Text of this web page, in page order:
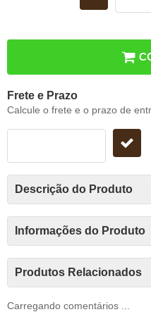
Frete e Prazo
Calcule o frete e o prazo de
Descrição do Produto
Informações do Produto
Produtos Relacionados
Carregando comentários ...